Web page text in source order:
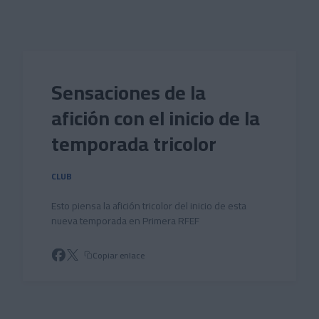
Sensaciones de la
afición con el inicio de la
temporada tricolor
CLUB
Esto piensa la afición tricolor del inicio de esta
nueva temporada en Primera RFEF
Copiar enlace